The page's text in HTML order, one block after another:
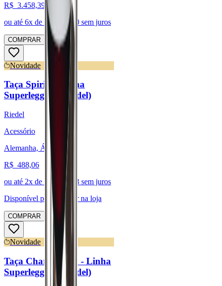
R$ 3.458,39
ou até 6x de R$ 576,40 sem juros
COMPRAR
Novidade
Taça Spirits - Linha
Superleggero (Riedel)
Riedel
Acessório
Alemanha, Áustria
R$ 488,06
ou até 2x de R$ 244,03 sem juros
Disponível para:
Retirar na loja
COMPRAR
Novidade
Taça Chardonnay - Linha
Superleggero (Riedel)